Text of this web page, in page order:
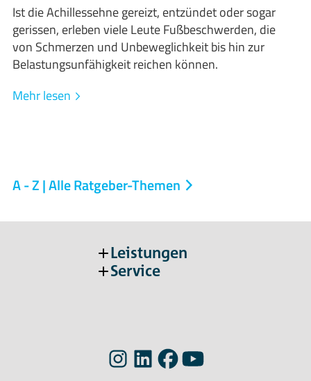
Ist die Achillessehne gereizt, entzündet oder sogar
gerissen, erleben viele Leute Fußbeschwerden, die
von Schmerzen und Unbeweglichkeit bis hin zur
Belastungsunfähigkeit reichen können.
Mehr lesen
A - Z | Alle Ratgeber-Themen
Leistungen
Service